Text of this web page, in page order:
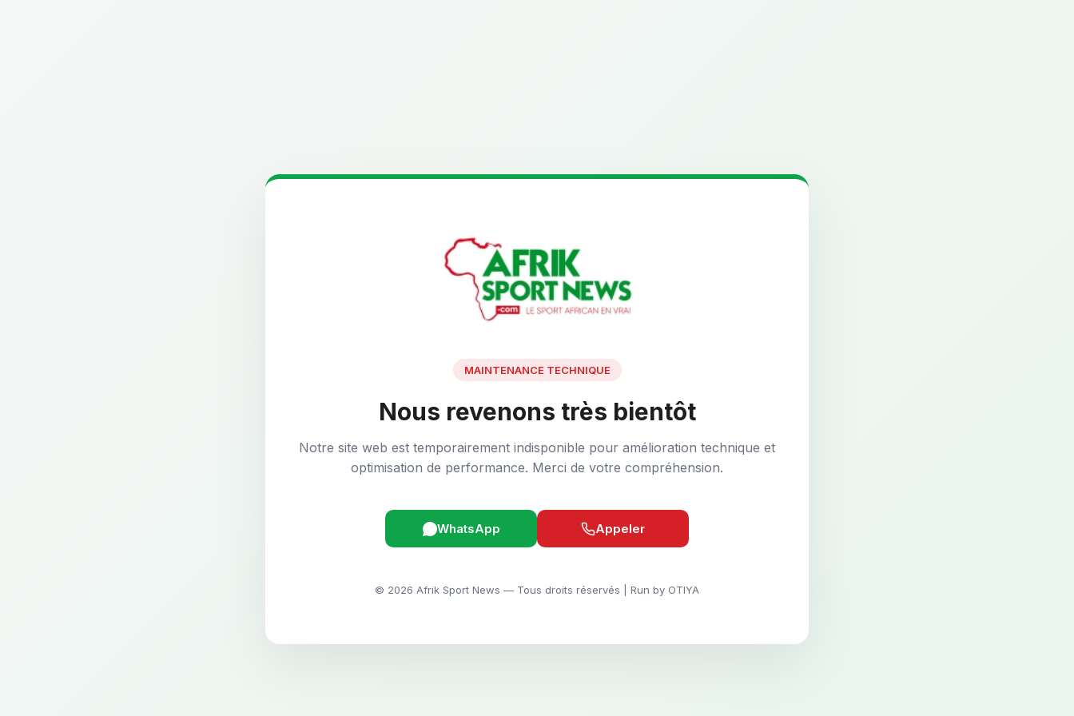
MAINTENANCE TECHNIQUE
Nous revenons très bientôt
Notre site web est temporairement indisponible pour amélioration technique et
optimisation de performance. Merci de votre compréhension.
WhatsApp Appeler
© 2026 Afrik Sport News — Tous droits réservés | Run by OTIYA